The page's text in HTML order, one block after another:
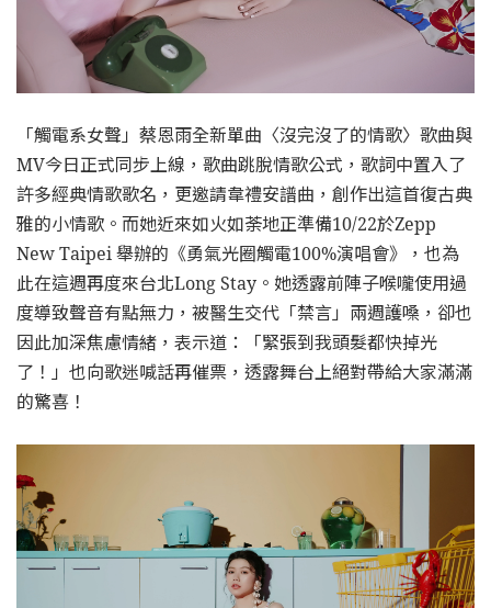
「觸電系女聲」蔡恩雨全新單曲〈沒完沒了的情歌〉歌曲與
MV今日正式同步上線，歌曲跳脫情歌公式，歌詞中置入了
許多經典情歌歌名，更邀請韋禮安譜曲，創作出這首復古典
雅的小情歌。而她近來如火如荼地正準備10/22於Zepp
New Taipei 舉辦的《勇氣光圈觸電100%演唱會》，也為
此在這週再度來台北Long Stay。她透露前陣子喉嚨使用過
度導致聲音有點無力，被醫生交代「禁言」兩週護嗓，卻也
因此加深焦慮情緒，表示道：「緊張到我頭髮都快掉光
了！」也向歌迷喊話再催票，透露舞台上絕對帶給大家滿滿
的驚喜！